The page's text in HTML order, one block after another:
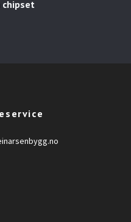
chipset